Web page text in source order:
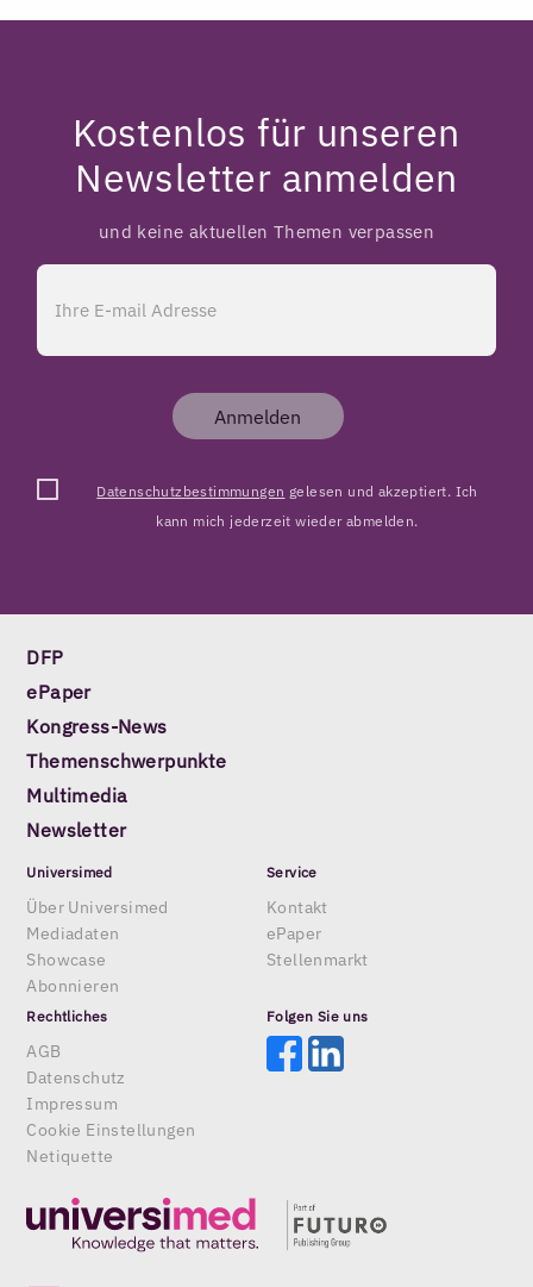
Kostenlos für unseren
Newsletter anmelden
und keine aktuellen Themen verpassen
Anmelden
Datenschutzbestimmungen gelesen und akzeptiert. Ich
kann mich jederzeit wieder abmelden.
DFP
ePaper
Kongress-News
Themenschwerpunkte
Multimedia
Newsletter
Universimed
Über Universimed
Mediadaten
Showcase
Abonnieren
Service
Kontakt
ePaper
Stellenmarkt
Rechtliches
AGB
Datenschutz
Impressum
Cookie Einstellungen
Netiquette
Folgen Sie uns